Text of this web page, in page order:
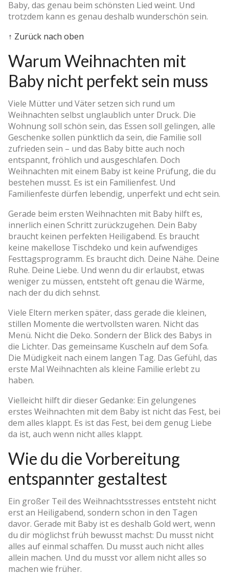
Baby, das genau beim schönsten Lied weint. Und
trotzdem kann es genau deshalb wunderschön sein.
↑ Zurück nach oben
Warum Weihnachten mit
Baby nicht perfekt sein muss
Viele Mütter und Väter setzen sich rund um
Weihnachten selbst unglaublich unter Druck. Die
Wohnung soll schön sein, das Essen soll gelingen, alle
Geschenke sollen pünktlich da sein, die Familie soll
zufrieden sein – und das Baby bitte auch noch
entspannt, fröhlich und ausgeschlafen. Doch
Weihnachten mit einem Baby ist keine Prüfung, die du
bestehen musst. Es ist ein Familienfest. Und
Familienfeste dürfen lebendig, unperfekt und echt sein.
Gerade beim ersten Weihnachten mit Baby hilft es,
innerlich einen Schritt zurückzugehen. Dein Baby
braucht keinen perfekten Heiligabend. Es braucht
keine makellose Tischdeko und kein aufwendiges
Festtagsprogramm. Es braucht dich. Deine Nähe. Deine
Ruhe. Deine Liebe. Und wenn du dir erlaubst, etwas
weniger zu müssen, entsteht oft genau die Wärme,
nach der du dich sehnst.
Viele Eltern merken später, dass gerade die kleinen,
stillen Momente die wertvollsten waren. Nicht das
Menü. Nicht die Deko. Sondern der Blick des Babys in
die Lichter. Das gemeinsame Kuscheln auf dem Sofa.
Die Müdigkeit nach einem langen Tag. Das Gefühl, das
erste Mal Weihnachten als kleine Familie erlebt zu
haben.
Vielleicht hilft dir dieser Gedanke: Ein gelungenes
erstes Weihnachten mit dem Baby ist nicht das Fest, bei
dem alles klappt. Es ist das Fest, bei dem genug Liebe
da ist, auch wenn nicht alles klappt.
Wie du die Vorbereitung
entspannter gestaltest
Ein großer Teil des Weihnachtsstresses entsteht nicht
erst an Heiligabend, sondern schon in den Tagen
davor. Gerade mit Baby ist es deshalb Gold wert, wenn
du dir möglichst früh bewusst machst: Du musst nicht
alles auf einmal schaffen. Du musst auch nicht alles
allein machen. Und du musst vor allem nicht alles so
machen wie früher.